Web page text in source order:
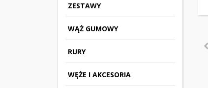
ZESTAWY
WĄŻ GUMOWY
RURY
WĘŻE I AKCESORIA